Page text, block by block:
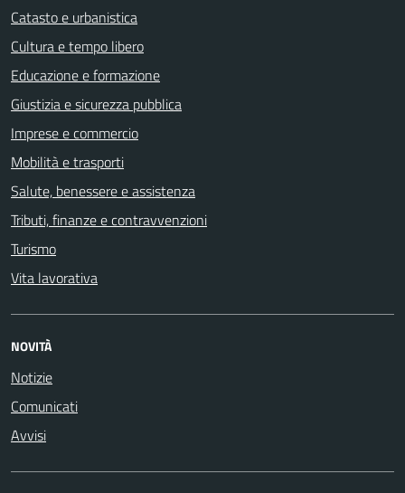
Catasto e urbanistica
Cultura e tempo libero
Educazione e formazione
Giustizia e sicurezza pubblica
Imprese e commercio
Mobilità e trasporti
Salute, benessere e assistenza
Tributi, finanze e contravvenzioni
Turismo
Vita lavorativa
NOVITÀ
Notizie
Comunicati
Avvisi